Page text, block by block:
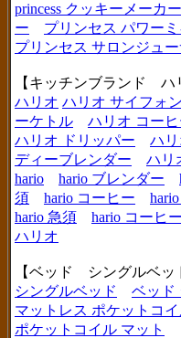
princess クッキーメーカー
ー
プリンセス パワー
プリンセス サロンジュ
【キッチンブランド ハ
ハリオ ハリオ サイフォン
ーケトル
ハリオ コー
ハリオ ドリッパー
ハ
ディーブレンダー
ハリ
hario
hario ブレンダー
須
hario コーヒー
hario 急須
hario コーヒ
ハリオ
【ベッド シングルベッ
シングルベッド
ベッド
マットレス ポケットコ
ポケットコイル マット